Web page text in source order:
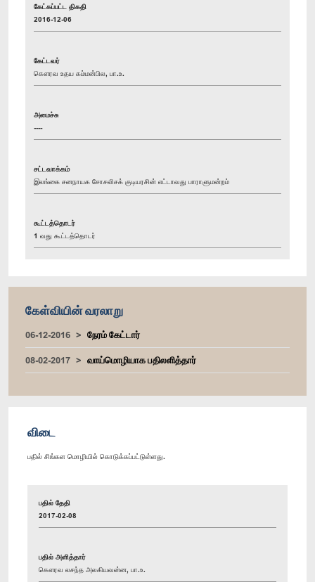
கேட்கப்பட்ட திகதி
2016-12-06
கேட்டவர்
கௌரவ உதய கம்மன்பில, பா.உ.
அமைச்சு
----
சட்டவாக்கம்
இலங்கை சனநாயக சோசலிசக் குடியரசின் எட்டாவது பாராளுமன்றம்
கூட்டத்தொடர்
1 வது கூட்டத்தொடர்
கேள்வியின் வரலாறு
06-12-2016
நேரம் கேட்டார்
08-02-2017
வாய்மொழியாக பதிலளித்தார்
விடை
பதில் சிங்கள மொழியில் கொடுக்கப்பட்டுள்ளது.
பதில் தேதி
2017-02-08
பதில் அளித்தார்
கௌரவ லசந்த அலகியவன்ன, பா.உ.